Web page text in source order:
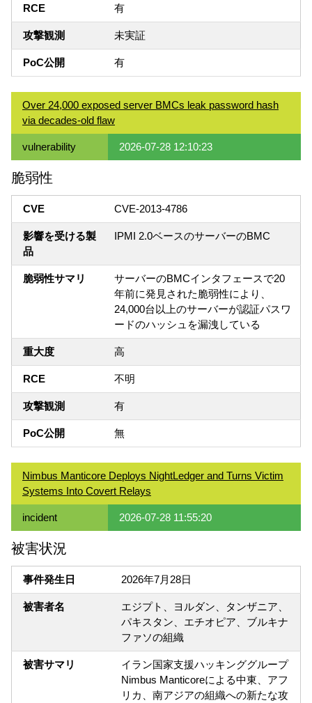
RCE 有
攻撃観測 未実証
PoC公開 有
Over 24,000 exposed server BMCs leak password hash
via decades-old flaw
vulnerability 2026-07-28 12:10:23
脆弱性
CVE CVE-2013-4786
影響を受ける製
品
IPMI 2.0ベースのサーバーのBMC
脆弱性サマリ
サーバーのBMCインタフェースで20
年前に発見された脆弱性により、
24,000台以上のサーバーが認証パスワ
ードのハッシュを漏洩している
重大度 高
RCE 不明
攻撃観測 有
PoC公開 無
Nimbus Manticore Deploys NightLedger and Turns Victim
Systems Into Covert Relays
incident 2026-07-28 11:55:20
被害状況
事件発生日 2026年7月28日
被害者名
エジプト、ヨルダン、タンザニア、
パキスタン、エチオピア、ブルキナ
ファソの組織
被害サマリ
イラン国家支援ハッキンググループ
Nimbus Manticoreによる中東、アフ
リカ、南アジアの組織への新たな攻